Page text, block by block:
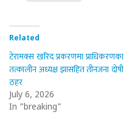
Related
टेरामक्स खरिद प्रकरणमा प्राधिकरणका
तत्कालीन अध्यक्ष झासहित तीनजना दोषी
ठहर
July 6, 2026
In "breaking"